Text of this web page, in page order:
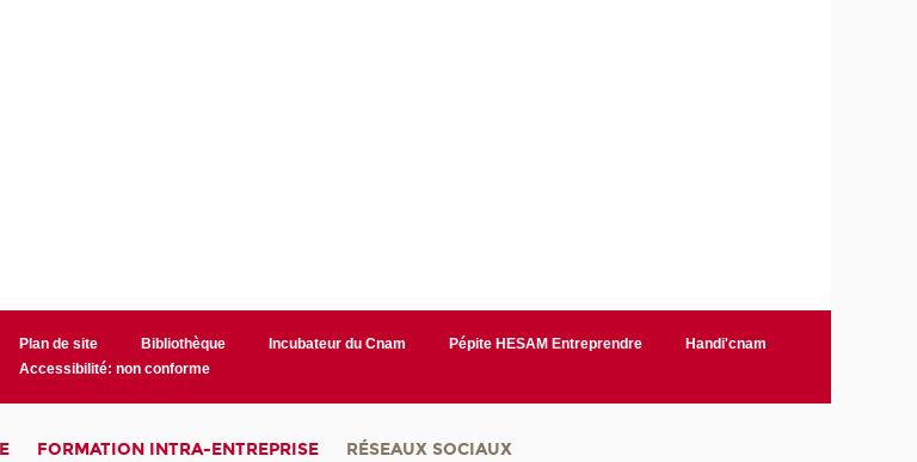
Plan de site Bibliothèque Incubateur du Cnam Pépite HESAM Entreprendre
Handi'cnam
Accessibilité: non conforme
FORMATION INTRA-ENTREPRISE
RÉSEAUX SOCIAUX